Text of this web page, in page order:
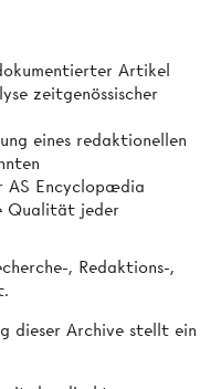
Artikel
zeitgenössischer
eines redaktionellen
AS Encyclopædia
Qualität jeder
, Redaktions-,
dieser Archive stellt ein